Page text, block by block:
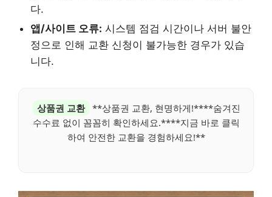
다.
앱/사이트 오류: 시스템 점검 시간이나 서버 불안
정으로 인해 교환 신청이 불가능한 경우가 있습
니다.
상품권 교환
**상품권 교환, 현명하게!****숨겨진
수수료 없이 꼼꼼히 확인하세요.****지금 바로 클릭
하여 안전한 교환을 경험하세요!**